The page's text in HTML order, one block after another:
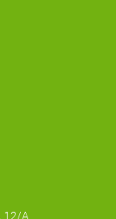
12/A